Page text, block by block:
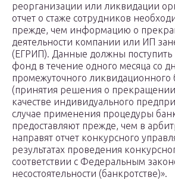
реорганизации или ликвидации
отчет о стаже сотрудников
прежде, чем информацию о
деятельности компании или ИП
(ЕГРИП). Данные должны
фонд в течение одного месяца со
промежуточного ликвидационного
(принятия решения о прекращении
качестве индивидуального
случае применения процедуры
предоставляют прежде, чем в
направят отчет конкурсного
результатах проведения
соответствии с Федеральным
несостоятельности (банкротстве)».